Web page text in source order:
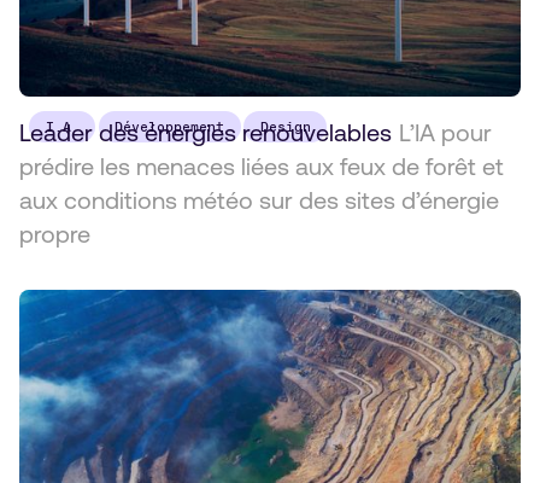
I.A. Développement Design
Leader des énergies renouvelables L’IA pour
prédire les menaces liées aux feux de forêt et
aux conditions météo sur des sites d’énergie
propre